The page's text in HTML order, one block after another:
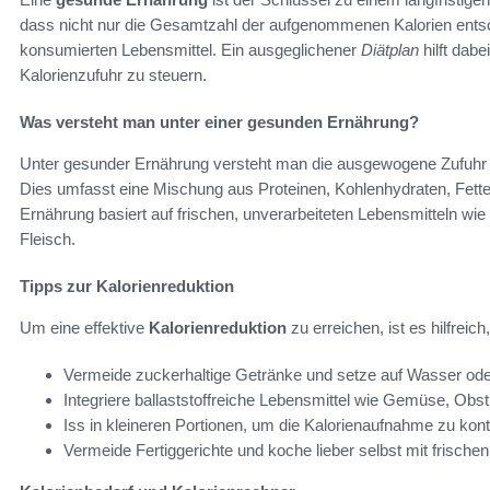
dass nicht nur die Gesamtzahl der aufgenommenen Kalorien
konsumierten Lebensmittel. Ein ausgeglichener Diätplan hilft
Kalorienzufuhr zu steuern.
Was versteht man unter einer gesunden Ernährung?
Unter gesunder Ernährung versteht man die ausgewogene
Dies umfasst eine Mischung aus Proteinen, Kohlenhydraten,
Ernährung basiert auf frischen, unverarbeiteten Lebensmitteln
Fleisch.
Tipps zur Kalorienreduktion
Um eine effektive Kalorienreduktion zu erreichen, ist es
Vermeide zuckerhaltige Getränke und setze auf Wasser
Integriere ballaststoffreiche Lebensmittel wie Gemüse,
Iss in kleineren Portionen, um die Kalorienaufnahme zu
Vermeide Fertiggerichte und koche lieber selbst mit